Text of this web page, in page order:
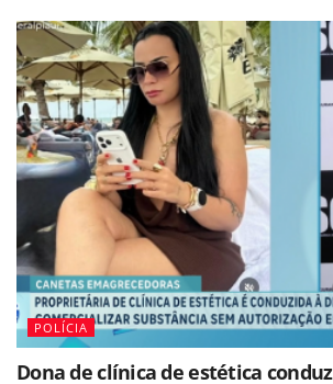
POLÍCIA
Dona de clínica de estética